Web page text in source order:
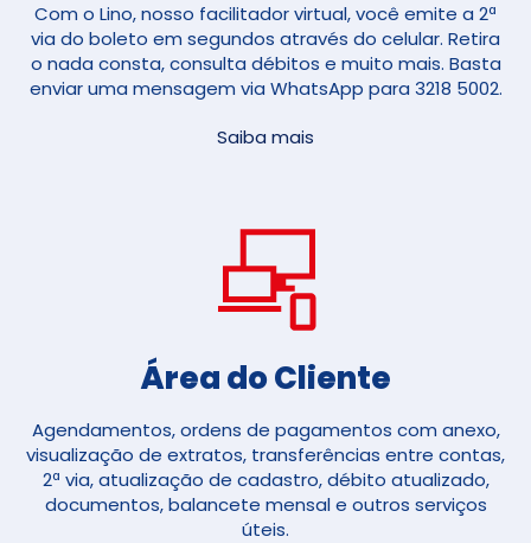
Com o Lino, nosso facilitador virtual, você emite a 2ª
via do boleto em segundos através do celular. Retira
o nada consta, consulta débitos e muito mais. Basta
enviar uma mensagem via WhatsApp para 3218 5002.
Saiba mais
Área do Cliente
Agendamentos, ordens de pagamentos com anexo,
visualização de extratos, transferências entre contas,
2ª via, atualização de cadastro, débito atualizado,
documentos, balancete mensal e outros serviços
úteis.